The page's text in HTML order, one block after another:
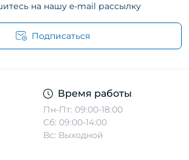
на нашу e-mail рассылку
Подписаться
Время работы
Пн-Пт: 09:00-18:00
Сб: 09:00-14:00
Вс: Выходной